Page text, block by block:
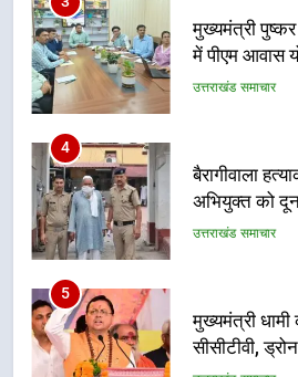
बैरागीवाला
अभियुक्त को दून
गिरफ्तार
उत्तराखंड समाचार
5
मुख्यमंत्री धामी
सीसीटीवी,
बीच शिवभक्तों के
उत्तराखंड समाचार
6
एसआईआर
प्रदेश कांग्रेस